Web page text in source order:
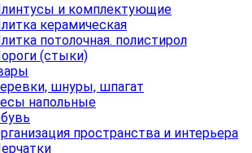
и комплектующие
керамическая
потолочная. полистирол
(стыки)
шнуры, шпагат
напольные
пространства и интерьера